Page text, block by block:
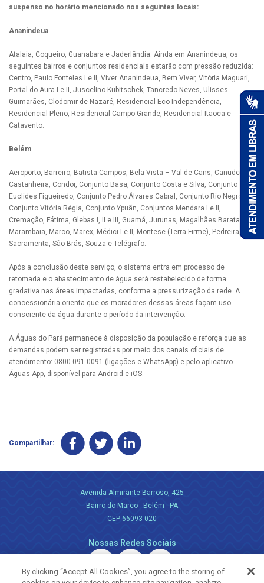
suspenso no horário mencionado nos seguintes locais:
Ananindeua
Atalaia, Coqueiro, Guanabara e Jaderlândia. Ainda em Ananindeua, os
seguintes bairros e conjuntos residenciais estarão com pressão reduzida:
Centro, Paulo Fonteles I e II, Viver Ananindeua, Bem Viver, Vitória Maguari,
Portal do Aura I e II, Juscelino Kubitschek, Tancredo Neves, Ulisses
Guimarães, Clodomir de Nazaré, Residencial Eco Independência,
Residencial Pleno, Residencial Campo Grande, Residencial Itaoca e
Catavento.
Belém
Aeroporto, Barreiro, Batista Campos, Bela Vista – Val de Cans, Canudos,
Castanheira, Condor, Conjunto Basa, Conjunto Costa e Silva, Conjunto
Euclides Figueiredo, Conjunto Pedro Álvares Cabral, Conjunto Rio Negro,
Conjunto Vitória Régia, Conjunto Ypuãn, Conjuntos Mendara I e II,
Cremação, Fátima, Glebas I, II e III, Guamá, Jurunas, Magalhães Barata,
Marambaia, Marco, Marex, Médici I e II, Montese (Terra Firme), Pedreira,
Sacramenta, São Brás, Souza e Telégrafo.
Após a conclusão deste serviço, o sistema entra em processo de
retomada e o abastecimento de água será restabelecido de forma
gradativa nas áreas impactadas, conforme a pressurização da rede. A
concessionária orienta que os moradores dessas áreas façam uso
consciente da água durante o período da intervenção.
A Águas do Pará permanece à disposição da população e reforça que as
demandas podem ser registradas por meio dos canais oficiais de
atendimento: 0800 091 0091 (ligações e WhatsApp) e pelo aplicativo
Águas App, disponível para Android e iOS.
Compartilhar:
Avenida Almirante Barroso, 425
Bairro do Marco - Belém - PA
CEP 66093-020
Nossas Redes Sociais
By clicking “Accept All Cookies”, you agree to the storing of